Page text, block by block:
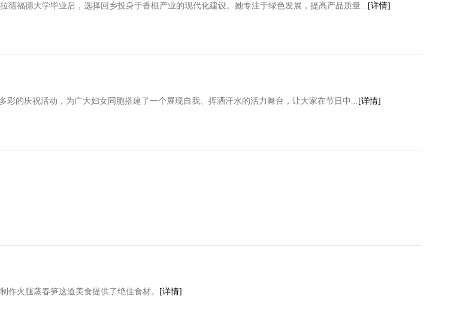
德福德大学毕业后，选择回乡投身于香榧产业的现代化建设。她专注于绿色发展，提高产品质量... [详情]
彩的庆祝活动，为广大妇女同胞搭建了一个展现自我、挥洒汗水的活力舞台，让大家在节日中... [详情]
作火腿蒸春笋这道美食提供了绝佳食材。 [详情]